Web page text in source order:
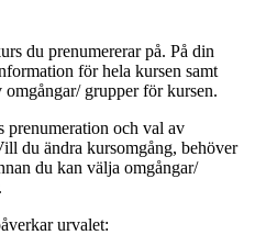
du prenumererar på. På din
för hela kursen samt
grupper för kursen.
prenumeration och val av
du ändra kursomgång, behöver
du kan välja omgångar/
urvalet: